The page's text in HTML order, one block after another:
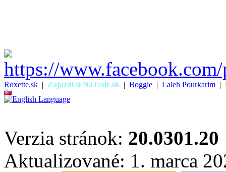
Roxette.sk | Zajazdi si NaTesle.sk | Boggie | Laleh Pourkarim |
Verzia stránok: 20.0301.20
Aktualizované: 1. marca